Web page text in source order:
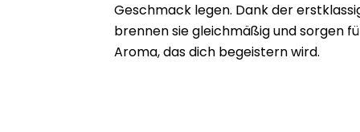
Geschmack legen. Dank der
brennen sie gleichmäßig und sorgen
Aroma, das dich begeistern wird.